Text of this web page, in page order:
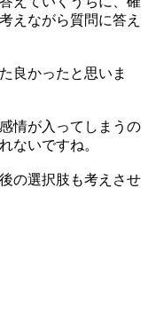
えながら質問に答え
良かったと思いま
情が入ってしまうの
ないですね。
の選択肢も考えさせ